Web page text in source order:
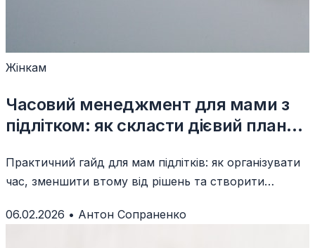
Жінкам
Часовий менеджмент для мами з
підлітком: як скласти дієвий планер
Практичний гайд для мам підлітків: як організувати
час, зменшити втому від рішень та створити
06.02.2026 • Антон Сопраненко